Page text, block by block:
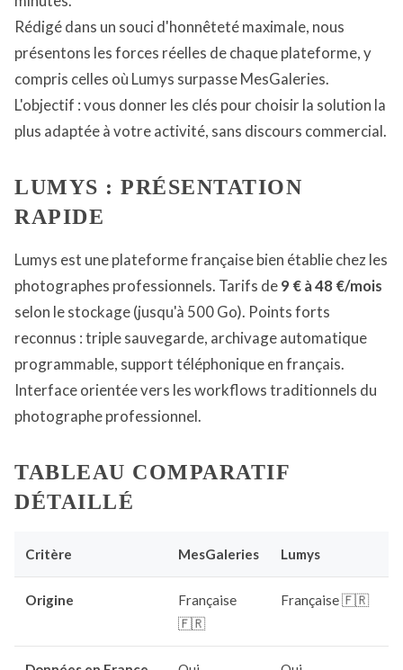
Rédigé dans un souci d'honnêteté maximale, nous
présentons les forces réelles de chaque plateforme, y
compris celles où Lumys surpasse MesGaleries.
L'objectif : vous donner les clés pour choisir la solution la
plus adaptée à votre activité, sans discours commercial.
LUMYS : PRÉSENTATION
RAPIDE
Lumys est une plateforme française bien établie chez les
photographes professionnels. Tarifs de9 € à 48 €/mois
selon le stockage (jusqu'à 500 Go). Points forts
reconnus : triple sauvegarde, archivage automatique
programmable, support téléphonique en français.
Interface orientée vers les workflows traditionnels du
photographe professionnel.
TABLEAU COMPARATIF
DÉTAILLÉ
Critère MesGaleries Lumys
Origine
Française
🇫🇷
Française 🇫🇷